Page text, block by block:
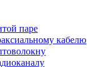
паре
кабелю